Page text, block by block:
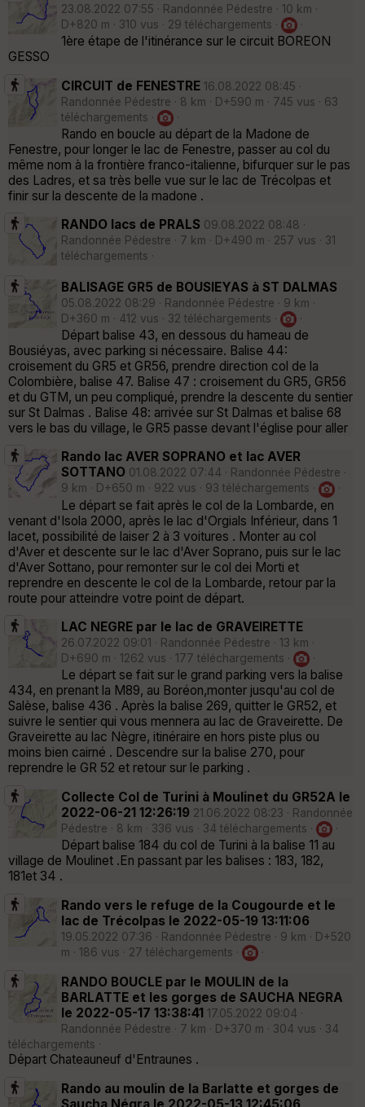
23.08.2022 07:55 · Randonnée Pédestre · 10 km ·
D+820 m · 310 vus · 29 téléchargements ·
·
1ère étape de l'itinérance sur le circuit BOREON
GESSO
CIRCUIT de FENESTRE 16.08.2022 08:45 ·
Randonnée Pédestre · 8 km · D+590 m · 745 vus · 63
téléchargements ·
·
Rando en boucle au départ de la Madone de
Fenestre, pour longer le lac de Fenestre, passer au col du
même nom à la frontière franco-italienne, bifurquer sur le pas
des Ladres, et sa très belle vue sur le lac de Trécolpas et
finir sur la descente de la madone .
RANDO lacs de PRALS 09.08.2022 08:48 ·
Randonnée Pédestre · 7 km · D+490 m · 257 vus · 31
téléchargements ·
BALISAGE GR5 de BOUSIEYAS à ST DALMAS
05.08.2022 08:29 · Randonnée Pédestre · 9 km ·
D+360 m · 412 vus · 32 téléchargements ·
·
Départ balise 43, en dessous du hameau de
Bousiéyas, avec parking si nécessaire. Balise 44:
croisement du GR5 et GR56, prendre direction col de la
Colombière, balise 47. Balise 47 : croisement du GR5, GR56
et du GTM, un peu compliqué, prendre la descente du sentier
sur St Dalmas . Balise 48: arrivée sur St Dalmas et balise 68
vers le bas du village, le GR5 passe devant l'église pour aller
Rando lac AVER SOPRANO et lac AVER
SOTTANO 01.08.2022 07:44 · Randonnée Pédestre ·
9 km · D+650 m · 922 vus · 93 téléchargements ·
·
Le départ se fait après le col de la Lombarde, en
venant d'Isola 2000, après le lac d'Orgials Inférieur, dans 1
lacet, possibilité de laiser 2 à 3 voitures . Monter au col
d'Aver et descente sur le lac d'Aver Soprano, puis sur le lac
d'Aver Sottano, pour remonter sur le col dei Morti et
reprendre en descente le col de la Lombarde, retour par la
route pour atteindre votre point de départ.
LAC NEGRE par le lac de GRAVEIRETTE
26.07.2022 09:01 · Randonnée Pédestre · 13 km ·
D+690 m · 1262 vus · 177 téléchargements ·
·
Le départ se fait sur le grand parking vers la balise
434, en prenant la M89, au Boréon,monter jusqu'au col de
Salèse, balise 436 . Après la balise 269, quitter le GR52, et
suivre le sentier qui vous mennera au lac de Graveirette. De
Graveirette au lac Nègre, itinéraire en hors piste plus ou
moins bien cairné . Descendre sur la balise 270, pour
reprendre le GR 52 et retour sur le parking .
Collecte Col de Turini à Moulinet du GR52A le
2022-06-21 12:26:19 21.06.2022 08:23 · Randonnée
Pédestre · 8 km · 336 vus · 34 téléchargements ·
·
Départ balise 184 du col de Turini à la balise 11 au
village de Moulinet .En passant par les balises : 183, 182,
181et 34 .
Rando vers le refuge de la Cougourde et le
lac de Trécolpas le 2022-05-19 13:11:06
19.05.2022 07:36 · Randonnée Pédestre · 9 km · D+520
m · 186 vus · 27 téléchargements ·
·
RANDO BOUCLE par le MOULIN de la
BARLATTE et les gorges de SAUCHA NEGRA
le 2022-05-17 13:38:41 17.05.2022 09:04 ·
Randonnée Pédestre · 7 km · D+370 m · 304 vus · 34
téléchargements ·
Départ Chateauneuf d'Entraunes .
Rando au moulin de la Barlatte et gorges de
Saucha Négra le 2022-05-13 12:45:06